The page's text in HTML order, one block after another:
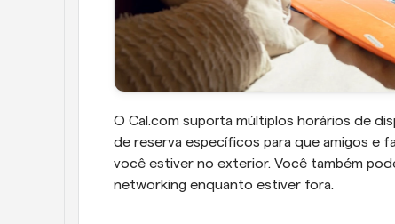
O Cal.com suporta múltiplos horários de
de reserva específicos para que amigos e
você estiver no exterior. Você também
networking enquanto estiver fora.